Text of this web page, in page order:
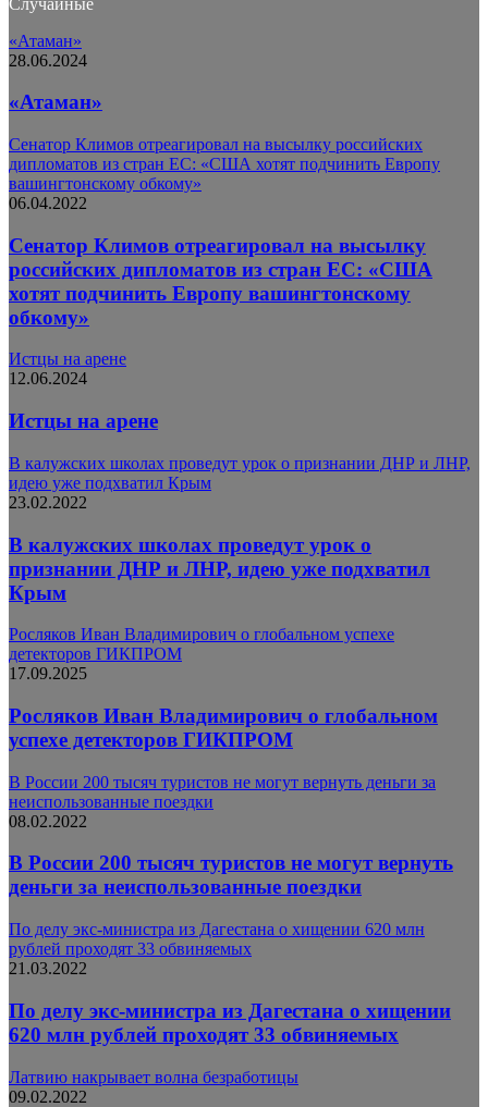
«Атаман»
28.06.2024
«Атаман»
Сенатор Климов отреагировал на высылку российских
дипломатов из стран ЕС: «США хотят подчинить Европу
вашингтонскому обкому»
06.04.2022
Сенатор Климов отреагировал на высылку
российских дипломатов из стран ЕС: «США
хотят подчинить Европу вашингтонскому
обкому»
Истцы на арене
12.06.2024
Истцы на арене
В калужских школах проведут урок о признании ДНР и ЛНР,
идею уже подхватил Крым
23.02.2022
В калужских школах проведут урок о
признании ДНР и ЛНР, идею уже подхватил
Крым
Росляков Иван Владимирович о глобальном успехе
детекторов ГИКПРОМ
17.09.2025
Росляков Иван Владимирович о глобальном
успехе детекторов ГИКПРОМ
В России 200 тысяч туристов не могут вернуть деньги за
неиспользованные поездки
08.02.2022
В России 200 тысяч туристов не могут вернуть
деньги за неиспользованные поездки
По делу экс-министра из Дагестана о хищении 620 млн
рублей проходят 33 обвиняемых
21.03.2022
По делу экс-министра из Дагестана о хищении
620 млн рублей проходят 33 обвиняемых
Латвию накрывает волна безработицы
09.02.2022